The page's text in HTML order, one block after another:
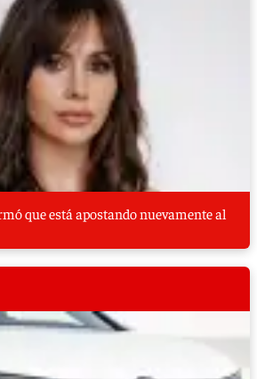
que está apostando nuevamente al